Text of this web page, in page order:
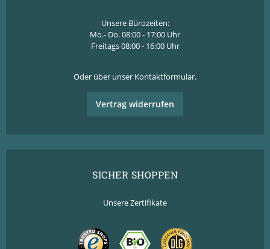
Unsere Bürozeiten:
Mo.- Do. 08:00 - 17:00 Uhr
Freitags 08:00 - 16:00 Uhr
Oder über unser Kontaktformular.
Vertrag widerrufen
SICHER SHOPPEN
Unsere Zertifikate